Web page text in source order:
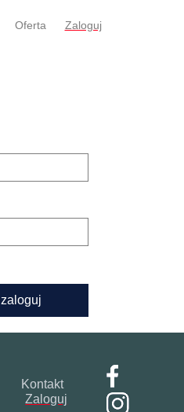
Oferta Zaloguj
zaloguj
Kontakt
Zaloguj